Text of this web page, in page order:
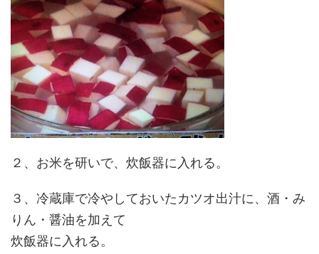
２、お米を研いで、炊飯器に入れる。
３、冷蔵庫で冷やしておいたカツオ出汁に、酒・み
りん・醤油を加えて
炊飯器に入れる。